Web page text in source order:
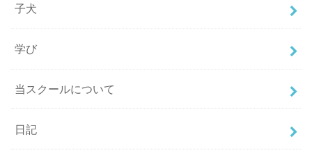
子犬
学び
当スクールについて
日記